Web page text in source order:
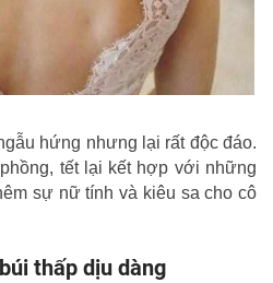
hứng nhưng lại rất độc đáo.
tết lại kết hợp với những
sự nữ tính và kiêu sa cho cô
thấp dịu dàng